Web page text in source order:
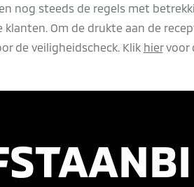
nog steeds de regels met
klanten. Om de drukte aan de
de veiligheidscheck. Klik hiervoor